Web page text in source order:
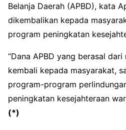
Belanja Daerah (APBD), kata
dikembalikan kepada
program peningkatan
“Dana APBD yang berasal
kembali kepada masyarakat,
program-program
peningkatan kesejahteraan
(*)